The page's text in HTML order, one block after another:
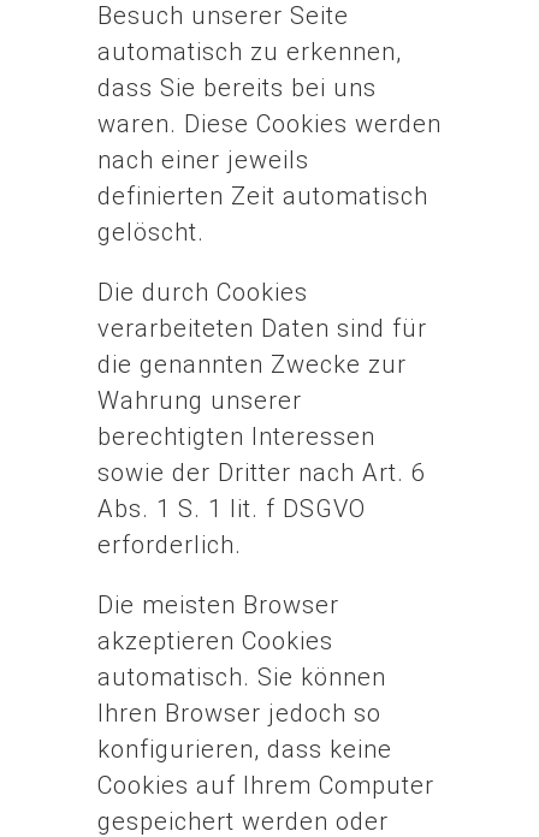
Besuch unserer Seite
automatisch zu erkennen,
dass Sie bereits bei uns
waren. Diese Cookies werden
nach einer jeweils
definierten Zeit automatisch
gelöscht.
Die durch Cookies
verarbeiteten Daten sind für
die genannten Zwecke zur
Wahrung unserer
berechtigten Interessen
sowie der Dritter nach Art. 6
Abs. 1 S. 1 lit. f DSGVO
erforderlich.
Die meisten Browser
akzeptieren Cookies
automatisch. Sie können
Ihren Browser jedoch so
konfigurieren, dass keine
Cookies auf Ihrem Computer
gespeichert werden oder